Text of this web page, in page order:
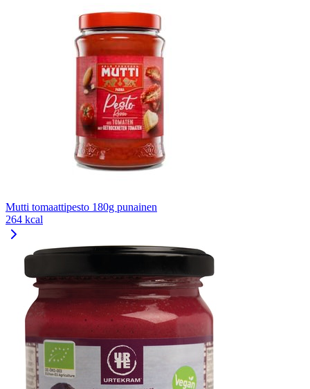
Mutti tomaattipesto 180g punainen
264 kcal